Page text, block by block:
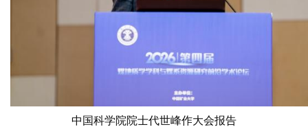
中国科学院院士代世峰作大会报告